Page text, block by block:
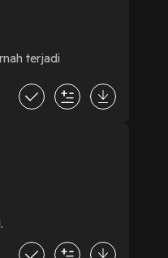
terjadi